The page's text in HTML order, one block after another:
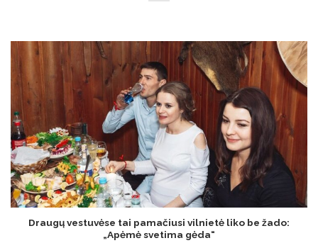
Draugų vestuvėse tai pamačiusi vilnietė liko be žado:
„Apėmė svetima gėda“